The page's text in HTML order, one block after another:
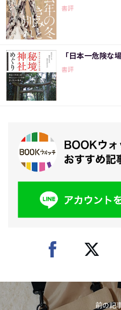
書評
「日本一危険な
書評
前の記